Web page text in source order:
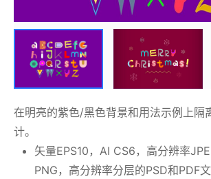
在明亮的紫色/黑色背景和用法示例上隔
计。
矢量EPS10，AI CS6，高分辨率
PNG，高分辨率分层的PSD和PDF